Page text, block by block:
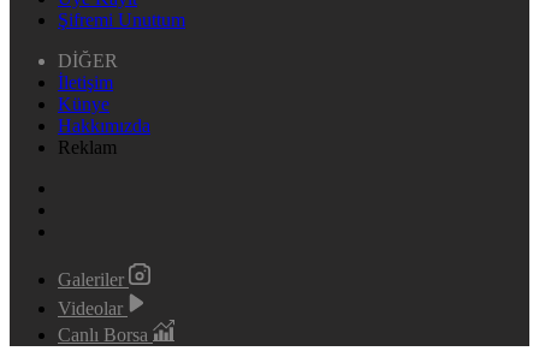
Şifremi Unuttum
DİĞER
İletişim
Künye
Hakkımızda
Reklam
Galeriler
Videolar
Canlı Borsa